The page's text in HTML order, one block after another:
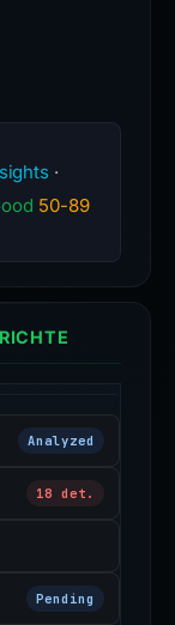
·
50-89
Analyzed
18 det.
Pending